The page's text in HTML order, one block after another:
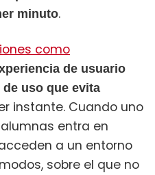
minuto.
como
de usuario
uso que evita
instante. Cuando uno
entra en
a un entorno
sobre el que no